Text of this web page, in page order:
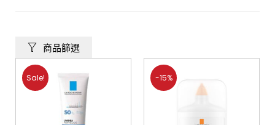
商品篩選
Sale! -15%